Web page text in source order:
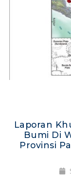
Laporan
Bumi Di
Provinsi